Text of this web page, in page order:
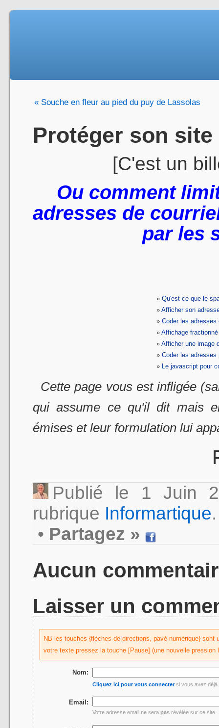
« Souche en fleur au pied du puy de Lassolas
Protéger son
[C'est un
Ou comment
adresses de
par les
Qu'est-ce que le
Afficher son
Coder les
Affichage
Afficher une image
Coder les adresses
Le javascript pour
Cette page vous est infligée
qui assume ce qu'il dit mais
émises et leur formulation lui
Publié le 1 Juin
rubrique Informartique.
• Partagez »
Aucun
Laisser un
NB les touches {flèches de directions, pavé numérique}
votre texte pressez la touche [Pause] (une nouvelle pression
Nom:
Cliquez ici pour vous connectersi vous avez déjà
Email:
Votre adresse email ne serapas révélée sur ce site.